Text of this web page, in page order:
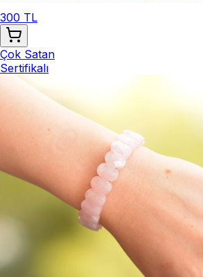
300 TL
Çok Satan
Sertifikalı